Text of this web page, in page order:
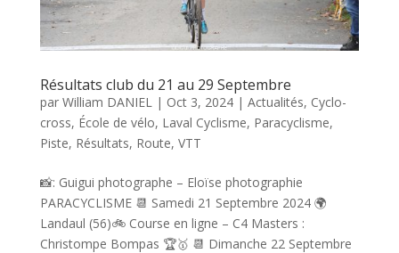
Résultats club du 21 au 29 Septembre
par William DANIEL| Oct 3, 2024| Actualités, Cyclo-
cross, École de vélo, Laval Cyclisme, Paracyclisme,
Piste, Résultats, Route, VTT
📸: Guigui photographe – Eloïse photographie
PARACYCLISME 📆 Samedi 21 Septembre 2024 🌍
Landaul (56)🚲 Course en ligne – C4 Masters :
Christompe Bompas 🏆🥇 📆 Dimanche 22 Septembre